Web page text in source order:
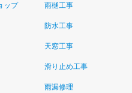
ップ 雨樋工事
防水工事
天窓工事
滑り止め工事
雨漏修理